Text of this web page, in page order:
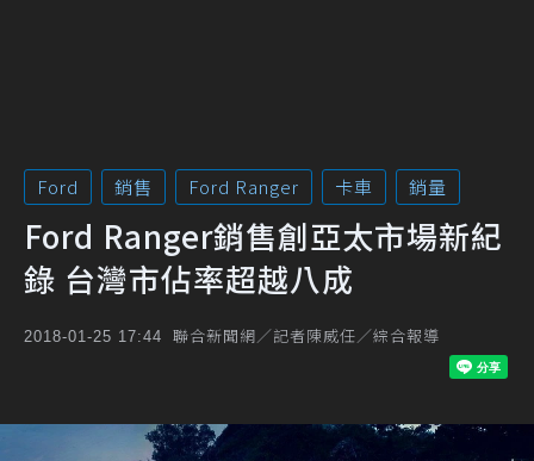
Ford 銷售 Ford Ranger 卡車 銷量
Ford Ranger銷售創亞太市場新紀
錄 台灣市佔率超越八成
2018-01-25 17:44 聯合新聞網／記者陳威任／綜合報導